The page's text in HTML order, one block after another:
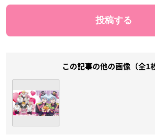
この記事の他の画像（全1